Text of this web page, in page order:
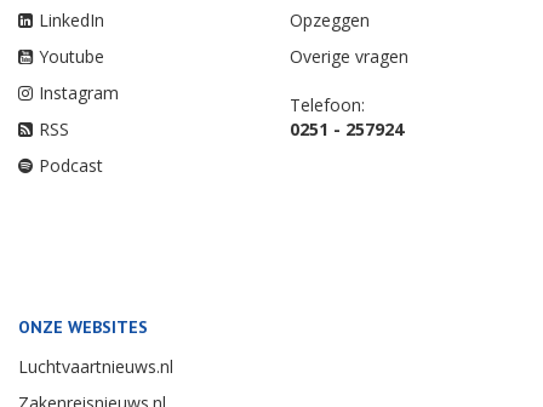
LinkedIn
Youtube
Instagram
RSS
Podcast
Opzeggen
Overige vragen
Telefoon:
0251 - 257924
ONZE WEBSITES
Luchtvaartnieuws.nl